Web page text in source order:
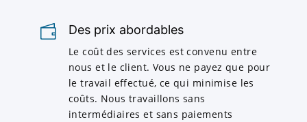
Des prix abordables
Le coût des services est convenu entre
nous et le client. Vous ne payez que pour
le travail effectué, ce qui minimise les
coûts. Nous travaillons sans
intermédiaires et sans paiements